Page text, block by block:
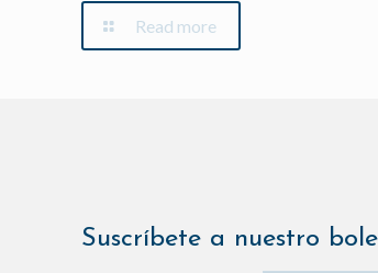
Read more
Suscríbete a nuestro